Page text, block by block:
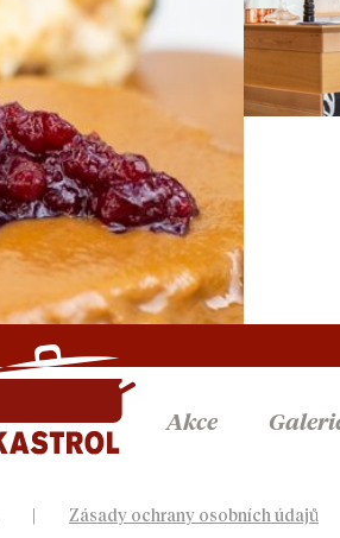
Akce
Zásady ochrany osobních údajů